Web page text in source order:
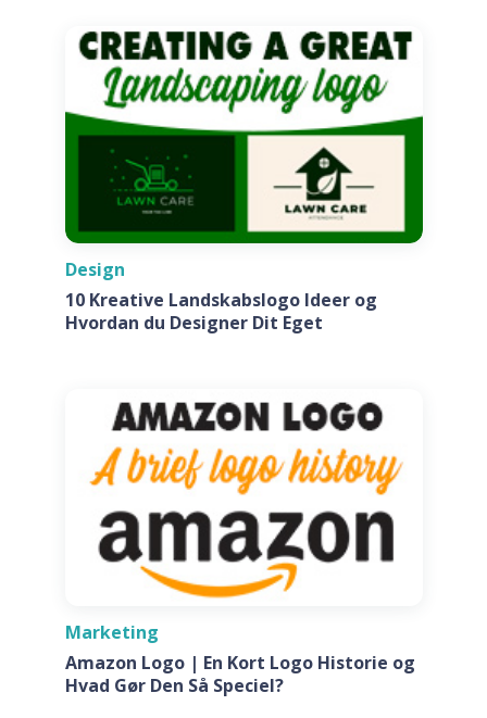
Design
10 Kreative Landskabslogo Ideer og
Hvordan du Designer Dit Eget
Marketing
Amazon Logo | En Kort Logo Historie og
Hvad Gør Den Så Speciel?